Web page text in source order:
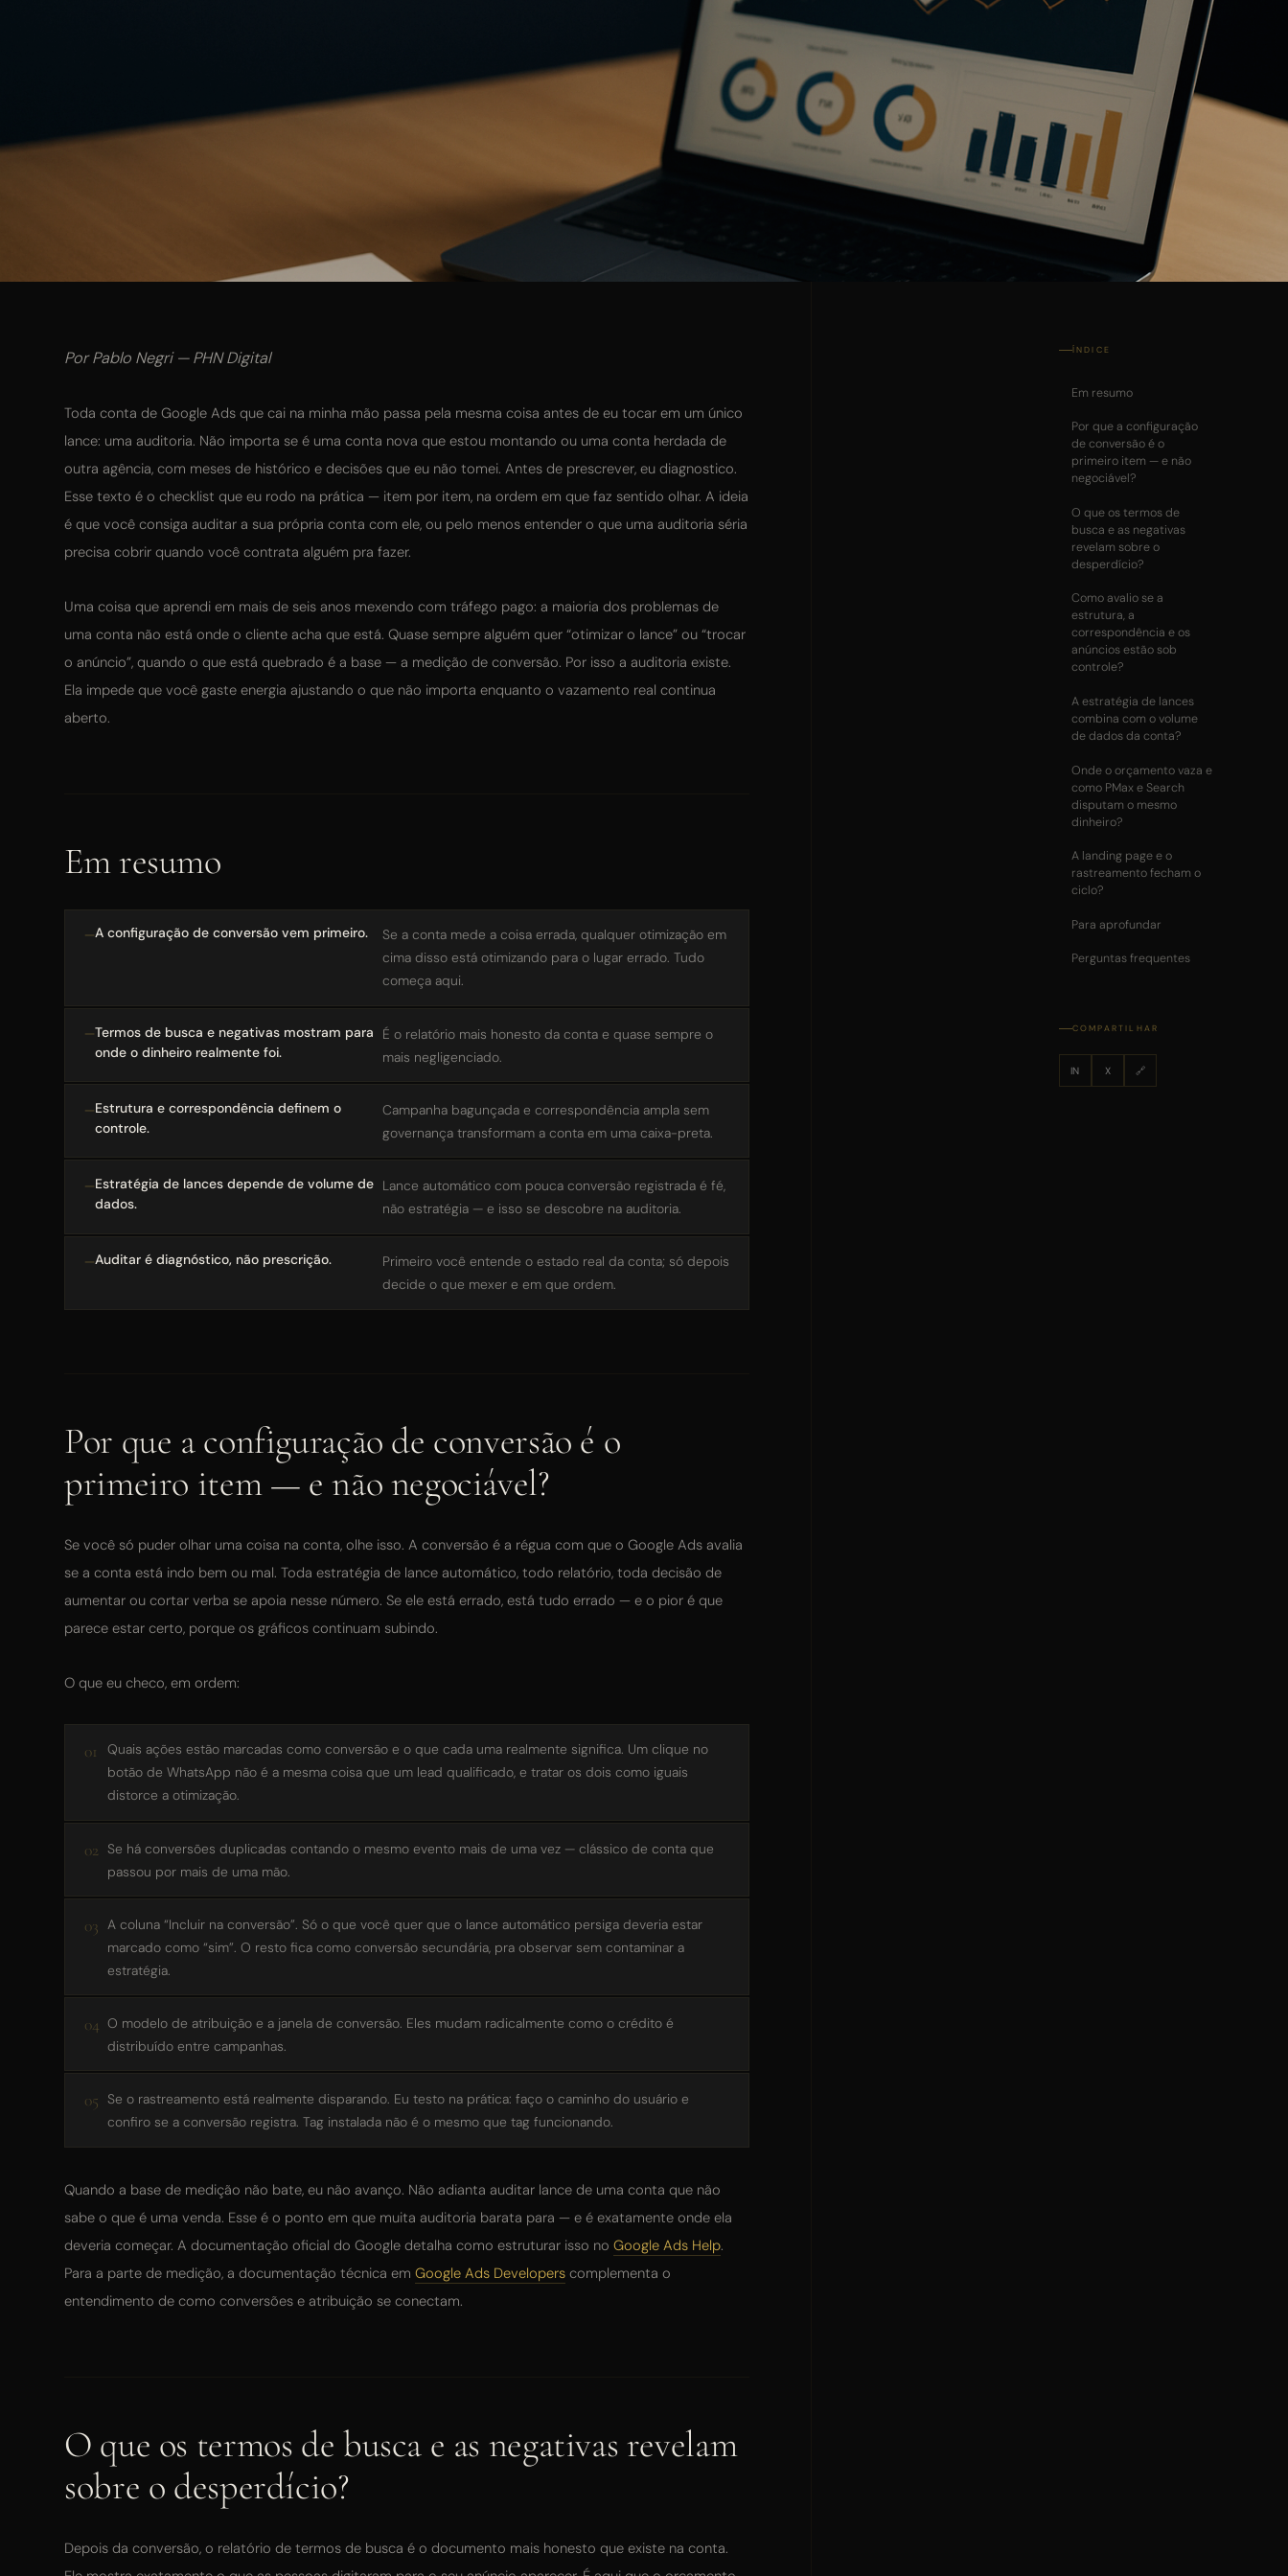
Acima de R$ 2 milhões / mês
RETORNO EM ATÉ 24 HORAS · SEM COMPROMISSO
Por Pablo Negri — PHN Digital
Toda conta de Google Ads que cai na minha mão passa pela mesma coisa antes de eu tocar em um único
lance: uma auditoria. Não importa se é uma conta nova que estou montando ou uma conta herdada de
outra agência, com meses de histórico e decisões que eu não tomei. Antes de prescrever, eu diagnostico.
Esse texto é o checklist que eu rodo na prática — item por item, na ordem em que faz sentido olhar. A ideia
é que você consiga auditar a sua própria conta com ele, ou pelo menos entender o que uma auditoria séria
precisa cobrir quando você contrata alguém pra fazer.
Uma coisa que aprendi em mais de seis anos mexendo com tráfego pago: a maioria dos problemas de
uma conta não está onde o cliente acha que está. Quase sempre alguém quer “otimizar o lance” ou “trocar
o anúncio”, quando o que está quebrado é a base — a medição de conversão. Por isso a auditoria existe.
Ela impede que você gaste energia ajustando o que não importa enquanto o vazamento real continua
aberto.
Em resumo
A configuração de conversão vem primeiro.
Se a conta mede a coisa errada, qualquer otimização em
cima disso está otimizando para o lugar errado. Tudo
começa aqui.
Termos de busca e negativas mostram para
onde o dinheiro realmente foi.
É o relatório mais honesto da conta e quase sempre o
mais negligenciado.
Estrutura e correspondência definem o
controle.
Campanha bagunçada e correspondência ampla sem
governança transformam a conta em uma caixa-preta.
Estratégia de lances depende de volume de
dados.
Lance automático com pouca conversão registrada é fé,
não estratégia — e isso se descobre na auditoria.
Auditar é diagnóstico, não prescrição.
Primeiro você entende o estado real da conta; só depois
decide o que mexer e em que ordem.
Por que a configuração de conversão é o
primeiro item — e não negociável?
Se você só puder olhar uma coisa na conta, olhe isso. A conversão é a régua com que o Google Ads avalia
se a conta está indo bem ou mal. Toda estratégia de lance automático, todo relatório, toda decisão de
aumentar ou cortar verba se apoia nesse número. Se ele está errado, está tudo errado — e o pior é que
parece estar certo, porque os gráficos continuam subindo.
O que eu checo, em ordem:
Quais ações estão marcadas como conversão e o que cada uma realmente significa. Um clique no
botão de WhatsApp não é a mesma coisa que um lead qualificado, e tratar os dois como iguais
distorce a otimização.
Se há conversões duplicadas contando o mesmo evento mais de uma vez — clássico de conta que
passou por mais de uma mão.
A coluna “Incluir na conversão”. Só o que você quer que o lance automático persiga deveria estar
marcado como “sim”. O resto fica como conversão secundária, pra observar sem contaminar a
estratégia.
O modelo de atribuição e a janela de conversão. Eles mudam radicalmente como o crédito é
distribuído entre campanhas.
Se o rastreamento está realmente disparando. Eu testo na prática: faço o caminho do usuário e
confiro se a conversão registra. Tag instalada não é o mesmo que tag funcionando.
Quando a base de medição não bate, eu não avanço. Não adianta auditar lance de uma conta que não
sabe o que é uma venda. Esse é o ponto em que muita auditoria barata para — e é exatamente onde ela
deveria começar. A documentação oficial do Google detalha como estruturar isso noGoogle Ads Help.
Para a parte de medição, a documentação técnica emGoogle Ads Developers complementa o
entendimento de como conversões e atribuição se conectam.
O que os termos de busca e as negativas revelam
sobre o desperdício?
Depois da conversão, o relatório de termos de busca é o documento mais honesto que existe na conta.
ÍNDICE
Em resumo
Por que a configuração
de conversão é o
primeiro item — e não
negociável?
O que os termos de
busca e as negativas
revelam sobre o
desperdício?
Como avalio se a
estrutura, a
correspondência e os
anúncios estão sob
controle?
A estratégia de lances
combina com o volume
de dados da conta?
Onde o orçamento vaza e
como PMax e Search
disputam o mesmo
dinheiro?
A landing page e o
rastreamento fecham o
ciclo?
Para aprofundar
Perguntas frequentes
COMPARTILHAR
IN X 🔗